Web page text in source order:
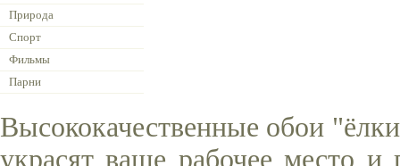
Природа
Спорт
Фильмы
Парни
Высококачественные обои
украсят ваше рабочее место и